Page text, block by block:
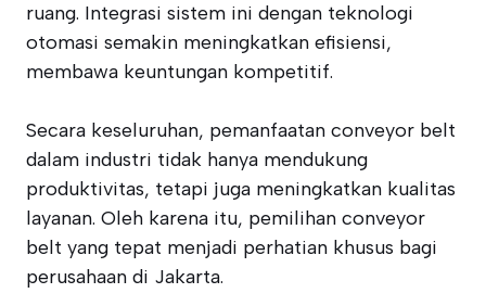
ruang. Integrasi sistem ini dengan teknologi
otomasi semakin meningkatkan efisiensi,
membawa keuntungan kompetitif.
Secara keseluruhan, pemanfaatan conveyor belt
dalam industri tidak hanya mendukung
produktivitas, tetapi juga meningkatkan kualitas
layanan. Oleh karena itu, pemilihan conveyor
belt yang tepat menjadi perhatian khusus bagi
perusahaan di Jakarta.